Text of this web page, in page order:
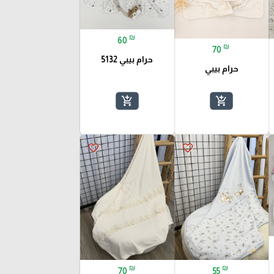
70 ₪
حرام بيبي
add_shopping_cart
60 ₪
حرام بيبي 5132
add_shopping_cart
favorite_border
55 ₪
favorite_border
70 ₪